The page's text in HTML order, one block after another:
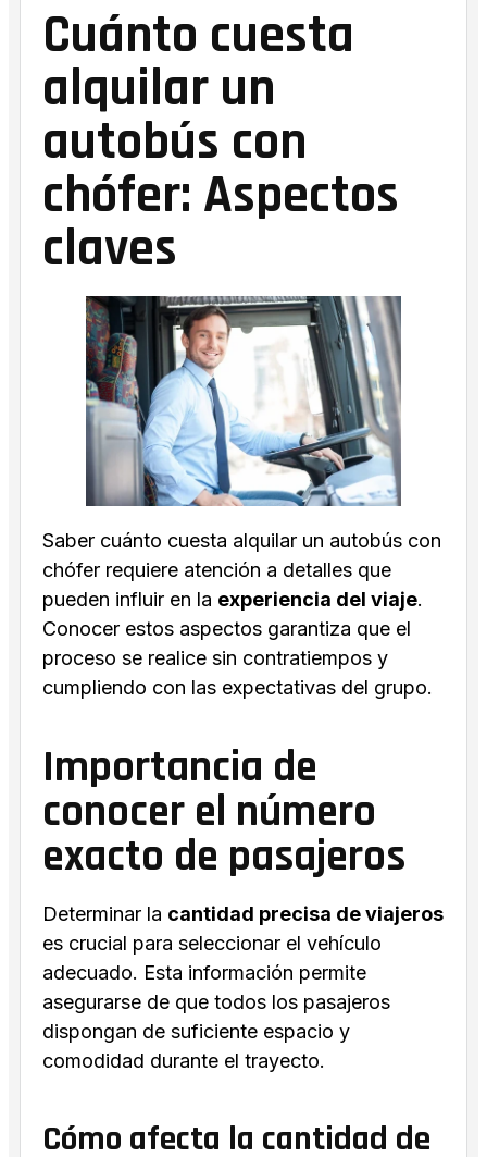
Cuánto cuesta
alquilar un
autobús con
chófer: Aspectos
claves
Saber cuánto cuesta alquilar un autobús con
chófer requiere atención a detalles que
pueden influir en la experiencia del viaje.
Conocer estos aspectos garantiza que el
proceso se realice sin contratiempos y
cumpliendo con las expectativas del grupo.
Importancia de
conocer el número
exacto de pasajeros
Determinar la cantidad precisa de viajeros
es crucial para seleccionar el vehículo
adecuado. Esta información permite
asegurarse de que todos los pasajeros
dispongan de suficiente espacio y
comodidad durante el trayecto.
Cómo afecta la cantidad de